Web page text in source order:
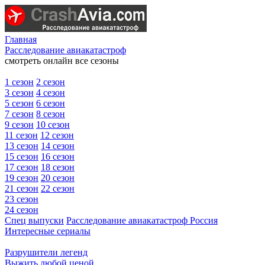
Главная
Расследование авиакатастроф
смотреть онлайн все сезоны
1 сезон 2 сезон
3 сезон 4 сезон
5 сезон 6 сезон
7 сезон 8 сезон
9 сезон 10 сезон
11 сезон 12 сезон
13 сезон 14 сезон
15 сезон 16 сезон
17 сезон 18 сезон
19 сезон 20 сезон
21 сезон 22 сезон
23 сезон
24 сезон
Спец выпуски Расследование авиакатастроф Россия
Интересные сериалы
Разрушители легенд
Выжить любой ценой